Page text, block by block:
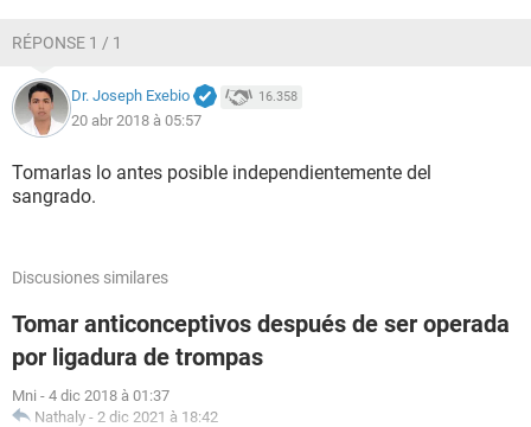
RÉPONSE 1 / 1
Dr. Joseph Exebio 16.358
20 abr 2018 à 05:57
Tomarlas lo antes posible independientemente del
sangrado.
Discusiones similares
Tomar anticonceptivos después de ser operada
por ligadura de trompas
Mni - 4 dic 2018 à 01:37
Nathaly - 2 dic 2021 à 18:42